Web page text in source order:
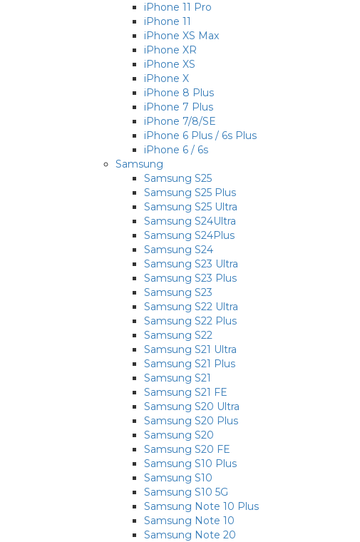
iPhone 11 Pro
iPhone 11
iPhone XS Max
iPhone XR
iPhone XS
iPhone X
iPhone 8 Plus
iPhone 7 Plus
iPhone 7/8/SE
iPhone 6 Plus / 6s Plus
iPhone 6 / 6s
Samsung
Samsung S25
Samsung S25 Plus
Samsung S25 Ultra
Samsung S24Ultra
Samsung S24Plus
Samsung S24
Samsung S23 Ultra
Samsung S23 Plus
Samsung S23
Samsung S22 Ultra
Samsung S22 Plus
Samsung S22
Samsung S21 Ultra
Samsung S21 Plus
Samsung S21
Samsung S21 FE
Samsung S20 Ultra
Samsung S20 Plus
Samsung S20
Samsung S20 FE
Samsung S10 Plus
Samsung S10
Samsung S10 5G
Samsung Note 10 Plus
Samsung Note 10
Samsung Note 20